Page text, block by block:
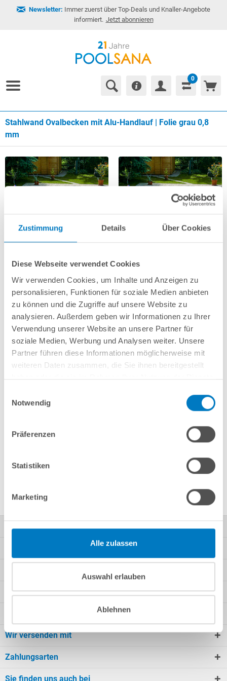
Zustimmung Details Über Cookies
Diese Webseite verwendet Cookies
Wir verwenden Cookies, um Inhalte und Anzeigen zu
personalisieren, Funktionen für soziale Medien anbieten
zu können und die Zugriffe auf unsere Website zu
analysieren. Außerdem geben wir Informationen zu Ihrer
Verwendung unserer Website an unsere Partner für
soziale Medien, Werbung und Analysen weiter. Unsere
Partner führen diese Informationen möglicherweise mit
weiteren Daten zusammen, die Sie ihnen bereitgestellt
Notwendig
Präferenzen
Statistiken
Marketing
Alle zulassen
Auswahl erlauben
Ablehnen
Newsletter: Immer zuerst über Top-Deals und Knaller-Angebote
informiert. Jetzt abonnieren
0
Stahlwand Ovalbecken mit Alu-Handlauf | Folie grau 0,8
mm
4,90 x 3,00 x 1,35 m 5,25 x 3,20 x 1,50 m
6,00 x 3,20 x 1,50 m 7,00 x 3,50 x 1,50 m
8,00 x 4,00 x 1,50 m
Kontakt
Rechtliche Informationen
Wir versenden mit
Zahlungsarten
Sie finden uns auch bei